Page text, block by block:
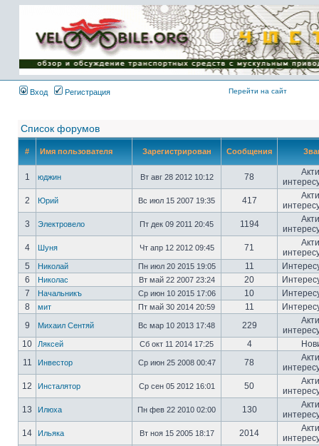
Имя пользователя:
Пароль:
{ LOG_ME_IN_SHORT
}
Вход
Регистрация Перейти на сайт
Список форумов
# Имя пользователя Зарегистрирован Сообщения
1 юджин Вт авг 28 2012 10:12 78
2
Юрий Вс июл 15 2007 19:35 417
3
Электровело Пт дек 09 2011 20:45 1194
4
Шуня Чт апр 12 2012 09:45 71
5
Николай Пн июл 20 2015 19:05 11
6
Николас Вт май 22 2007 23:24 20
7
Начальникъ Ср июн 10 2015 17:06 10
8
мит Пт май 30 2014 20:59 11
9
Михаил Сентяй Вс мар 10 2013 17:48 229
10
Ляксей Сб окт 11 2014 17:25 4
11
Инвестор Ср июн 25 2008 00:47 78
12
Инсталятор Ср сен 05 2012 16:01 50
13
Илюха Пн фев 22 2010 02:00 130
14
Ильяка Вт ноя 15 2005 18:17 2014